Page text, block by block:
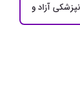
آزاد و دولتی +